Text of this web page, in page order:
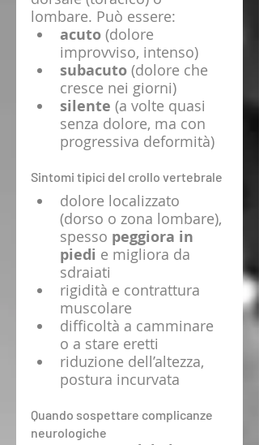
lombare. Può essere:
acuto (dolore
improvviso, intenso)
subacuto (dolore che
cresce nei giorni)
silente (a volte quasi
senza dolore, ma con
progressiva deformità)
Sintomi tipici del crollo vertebrale
dolore localizzato
(dorso o zona lombare),
spesso peggiora in
piedi e migliora da
sdraiati
rigidità e contrattura
muscolare
difficoltà a camminare
o a stare eretti
riduzione dell’altezza,
postura incurvata
Quando sospettare complicanze
neurologiche